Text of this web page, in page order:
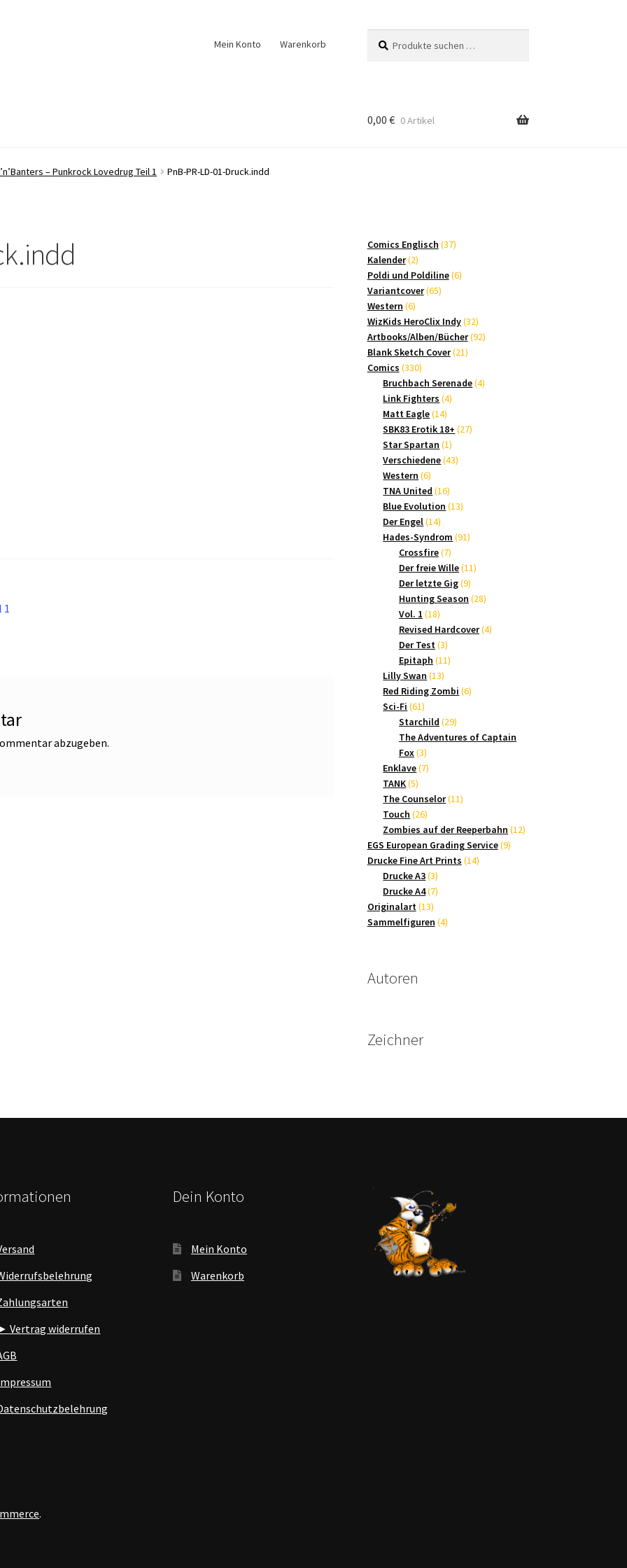
Mein Konto Warenkorb
nach:
0,00 € 0 Artikel
– Punkrock Lovedrug Teil 1 PnB-PR-LD-01-Druck.indd
1
abzugeben.
Comics Englisch 3737
Kalender 22
Produkte
Poldi und Poldiline 66
Variantcover 6565
Western 66
Produkte
WizKids HeroClix Indy 3232
Produkte
Artbooks/Alben/Bücher 9292
Blank Sketch Cover 2121
Comics 330330
Produkte
Bruchbach Serenade 44
Link Fighters 44
Matt Eagle 1414
Produkte
SBK83 Erotik 18+ 2727
Star Spartan 11
Produkt
Verschiedene 4343
Western 66
Produkte
TNA United 1616
Produkte
Blue Evolution 1313
Der Engel 1414
Produkte
Hades-Syndrom 9191
Crossfire 77
Produkte
Der freie Wille 1111
Der letzte Gig 99
Produkte
Hunting Season 2828
Vol. 1 1818
Produkte
Revised Hardcover 44
Der Test 33
Produkte
Epitaph 1111
Lilly Swan 1313
Produkte
Red Riding Zombi 66
Sci-Fi 6161
Produkte
Starchild 2929
Produkte
The Adventures of Captain
Fox 33
Produkte
Enklave 77
TANK 55
Produkte
The Counselor 1111
Touch 2626
Produkte
Zombies auf der Reeperbahn 1212
EGS European Grading Service 99
Drucke Fine Art Prints 1414
Drucke A3 33
Produkte
Drucke A4 77
Originalart 1313
Produkte
Sammelfiguren 44
Autoren
Zeichner
Vertrag widerrufen
Dein Konto
Mein Konto
Warenkorb
.